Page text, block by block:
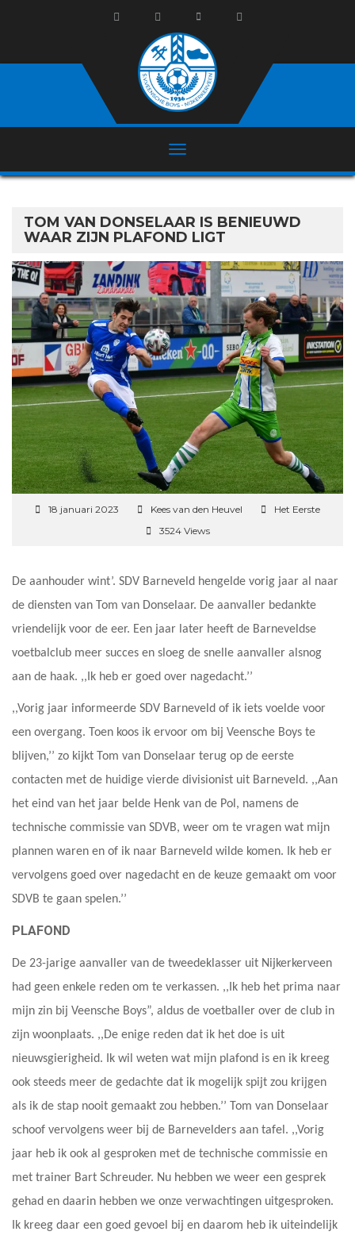
TOM VAN DONSELAAR IS BENIEUWD
WAAR ZIJN PLAFOND LIGT
18 januari 2023 Kees van den Heuvel
Het Eerste
3524 Views
De aanhouder wint’. SDV Barneveld hengelde vorig jaar al naar
de diensten van Tom van Donselaar. De aanvaller bedankte
vriendelijk voor de eer. Een jaar later heeft de Barneveldse
voetbalclub meer succes en sloeg de snelle aanvaller alsnog
aan de haak. ,,Ik heb er goed over nagedacht.’’
,,Vorig jaar informeerde SDV Barneveld of ik iets voelde voor
een overgang. Toen koos ik ervoor om bij Veensche Boys te
blijven,’’ zo kijkt Tom van Donselaar terug op de eerste
contacten met de huidige vierde divisionist uit Barneveld. ,,Aan
het eind van het jaar belde Henk van de Pol, namens de
technische commissie van SDVB, weer om te vragen wat mijn
plannen waren en of ik naar Barneveld wilde komen. Ik heb er
vervolgens goed over nagedacht en de keuze gemaakt om voor
SDVB te gaan spelen.’’
PLAFOND
De 23-jarige aanvaller van de tweedeklasser uit Nijkerkerveen
had geen enkele reden om te verkassen. ,,Ik heb het prima naar
mijn zin bij Veensche Boys”, aldus de voetballer over de club in
zijn woonplaats. ,,De enige reden dat ik het doe is uit
nieuwsgierigheid. Ik wil weten wat mijn plafond is en ik kreeg
ook steeds meer de gedachte dat ik mogelijk spijt zou krijgen
als ik de stap nooit gemaakt zou hebben.’’ Tom van Donselaar
schoof vervolgens weer bij de Barnevelders aan tafel. ,,Vorig
jaar heb ik ook al gesproken met de technische commissie en
met trainer Bart Schreuder. Nu hebben we weer een gesprek
gehad en daarin hebben we onze verwachtingen uitgesproken.
Ik kreeg daar een goed gevoel bij en daarom heb ik uiteindelijk